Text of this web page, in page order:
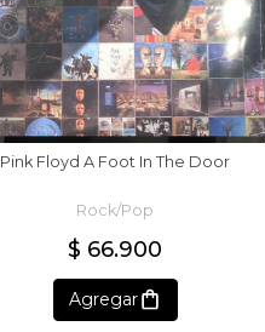
Pink Floyd A Foot In The Door
Rock/Pop
$ 66.900
Agregar